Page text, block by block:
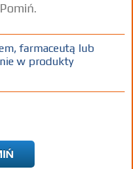
Doustnie
farmaceutą lub
w produkty